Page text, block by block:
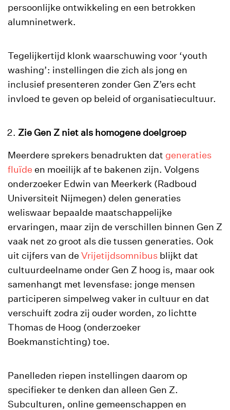
persoonlijke ontwikkeling en een betrokken
alumninetwerk.
Tegelijkertijd klonk waarschuwing voor ‘youth
washing’: instellingen die zich als jong en
inclusief presenteren zonder Gen Z’ers echt
invloed te geven op beleid of organisatiecultuur.
Zie Gen Z niet als homogene doelgroep
Meerdere sprekers benadrukten dat generaties
fluïde en moeilijk af te bakenen zijn. Volgens
onderzoeker Edwin van Meerkerk (Radboud
Universiteit Nijmegen) delen generaties
weliswaar bepaalde maatschappelijke
ervaringen, maar zijn de verschillen binnen Gen Z
vaak net zo groot als die tussen generaties. Ook
uit cijfers van de Vrijetijdsomnibus blijkt dat
cultuurdeelname onder Gen Z hoog is, maar ook
samenhangt met levensfase: jonge mensen
participeren simpelweg vaker in cultuur en dat
verschuift zodra zij ouder worden, zo lichtte
Thomas de Hoog (onderzoeker
Boekmanstichting) toe.
Panelleden riepen instellingen daarom op
specifieker te denken dan alleen Gen Z.
Subculturen, online gemeenschappen en